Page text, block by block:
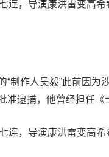
“制作人吴毅”此前因
准逮捕，他曾经担任